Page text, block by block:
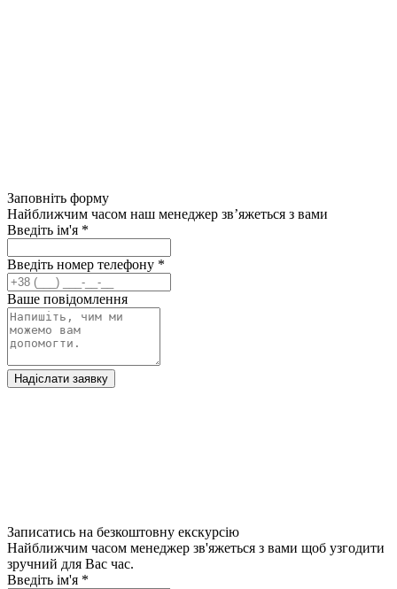
Заповніть форму
Найближчим часом наш менеджер зв’яжеться з вами
Введіть ім'я *
Введіть номер телефону *
Ваше повідомлення
Надіслати заявку
Записатись на безкоштовну екскурсію
Найближчим часом менеджер зв'яжеться з вами щоб узгодити
зручний для Вас час.
Введіть ім'я *